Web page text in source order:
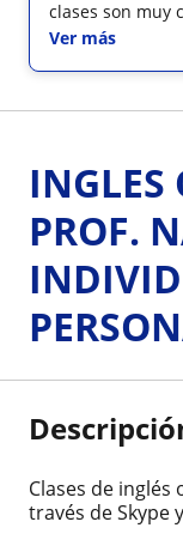
clases son muy
Ver más
INGLES
PROF.
Clases de
través de Skype